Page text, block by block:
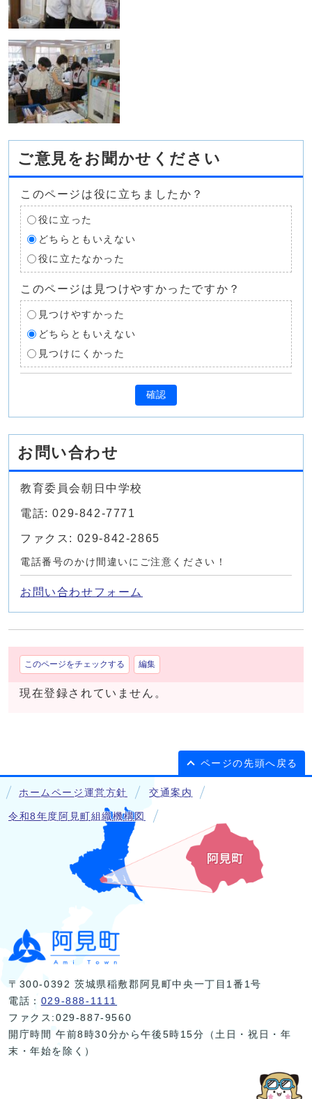
ご意見をお聞かせください
このページは役に立ちましたか？
役に立った
どちらともいえない
役に立たなかった
このページは見つけやすかったですか？
見つけやすかった
どちらともいえない
見つけにくかった
確認
お問い合わせ
教育委員会朝日中学校
電話: 029-842-7771
ファクス: 029-842-2865
電話番号のかけ間違いにご注意ください！
お問い合わせフォーム
このページをチェックする 編集
現在登録されていません。
ページの先頭へ戻る
ホームページ運営方針 交通案内
令和8年度阿見町組織機構図
〒300-0392 茨城県稲敷郡阿見町中央一丁目1番1号
電話： 029-888-1111
ファクス:029-887-9560
開庁時間 午前8時30分から午後5時15分（土日・祝日・年
末・年始を除く）